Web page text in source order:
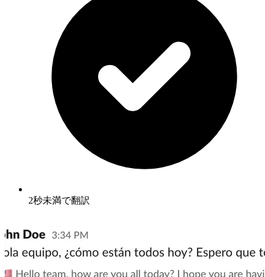
2秒未満で翻訳